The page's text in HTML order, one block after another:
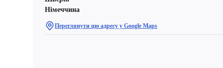
Німеччина
Переглянути цю адресу у Google Maps